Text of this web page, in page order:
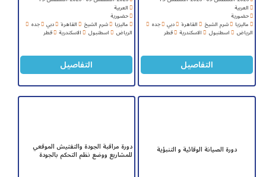
العربية
حضورية
ماليزيا شرم الشيخ القاهرة دبي جده
الرياض اسطنبول الاسكندرية قطر
التفاصيل
العربية
حضورية
ماليزيا شرم الشيخ القاهرة دبي جده
الرياض اسطنبول الاسكندرية قطر
التفاصيل
دورة الصيانة الوقائية و التنبؤية دورة مراقبة الجودة والتفتيش الموقعي
للمشاريع ووضع نظم التحكم بالجودة